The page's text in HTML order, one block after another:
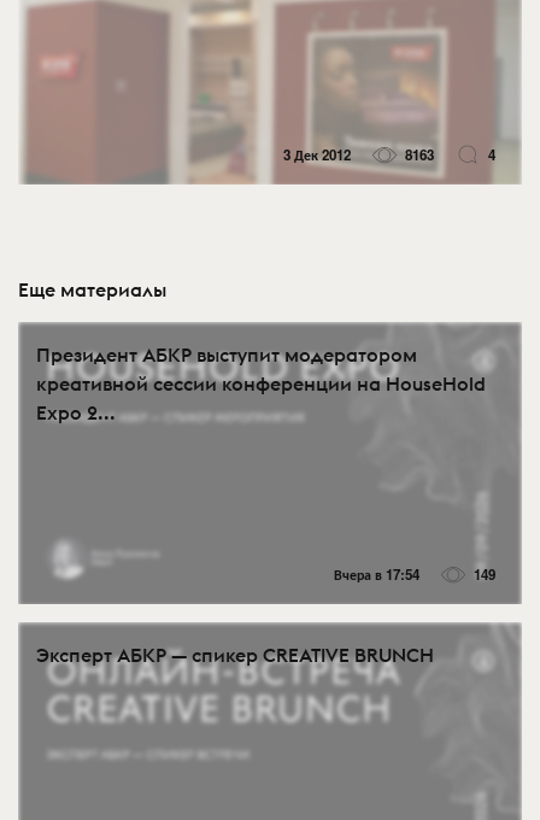
3 Дек 2012 8163 4
Еще материалы
Президент АБКР выступит модератором
креативной сессии конференции на HouseHold
Expo 2...
Вчера в 17:54 149
Эксперт АБКР — спикер CREATIVE BRUNCH